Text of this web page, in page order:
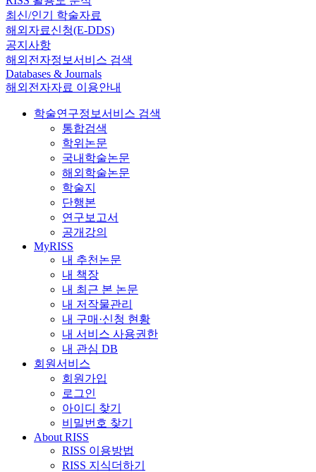
최신/인기 학술자료
해외자료신청(E-DDS)
공지사항
해외전자정보서비스 검색
Databases & Journals
해외전자자료 이용안내
학술연구정보서비스 검색
통합검색
학위논문
국내학술논문
해외학술논문
학술지
단행본
연구보고서
공개강의
MyRISS
내 추천논문
내 책장
내 최근 본 논문
내 저작물관리
내 구매·신청 현황
내 서비스 사용권한
내 관심 DB
회원서비스
회원가입
로그인
아이디 찾기
비밀번호 찾기
About RISS
RISS 이용방법
RISS 지식더하기